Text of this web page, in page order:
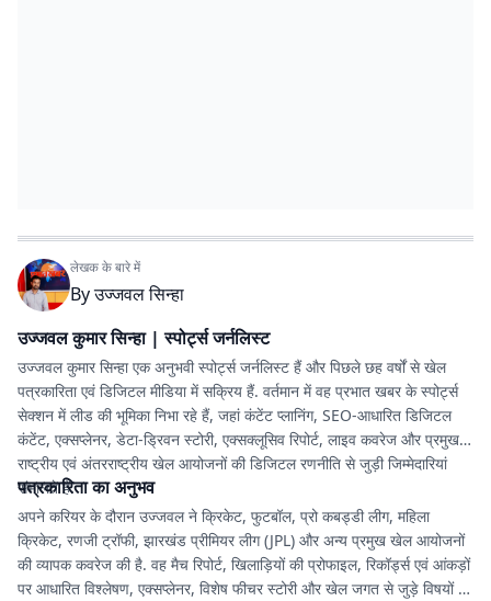
लेखक के बारे में
Byउज्जवल सिन्हा
उज्जवल कुमार सिन्हा | स्पोर्ट्स जर्नलिस्ट
उज्जवल कुमार सिन्हा एक अनुभवी स्पोर्ट्स जर्नलिस्ट हैं और पिछले छह वर्षों से खेल
पत्रकारिता एवं डिजिटल मीडिया में सक्रिय हैं. वर्तमान में वह प्रभात खबर के स्पोर्ट्स
सेक्शन में लीड की भूमिका निभा रहे हैं, जहां कंटेंट प्लानिंग, SEO-आधारित डिजिटल
कंटेंट, एक्सप्लेनर, डेटा-ड्रिवन स्टोरी, एक्सक्लूसिव रिपोर्ट, लाइव कवरेज और प्रमुख
राष्ट्रीय एवं अंतरराष्ट्रीय खेल आयोजनों की डिजिटल रणनीति से जुड़ी जिम्मेदारियां
संभालते हैं.
पत्रकारिता का अनुभव
अपने करियर के दौरान उज्जवल ने क्रिकेट, फुटबॉल, प्रो कबड्डी लीग, महिला
क्रिकेट, रणजी ट्रॉफी, झारखंड प्रीमियर लीग (JPL) और अन्य प्रमुख खेल आयोजनों
की व्यापक कवरेज की है. वह मैच रिपोर्ट, खिलाड़ियों की प्रोफाइल, रिकॉर्ड्स एवं आंकड़ों
पर आधारित विश्लेषण, एक्सप्लेनर, विशेष फीचर स्टोरी और खेल जगत से जुड़े विषयों पर